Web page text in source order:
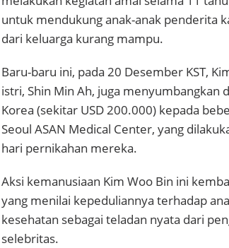
untuk mendukung anak-anak penderita
dari keluarga kurang mampu.
Baru-baru ini, pada 20 Desember KST,
istri, Shin Min Ah, juga menyumbangkan
Korea (sekitar USD 200.000) kepada
Seoul ASAN Medical Center, yang
hari pernikahan mereka.
Aksi kemanusiaan Kim Woo Bin ini
yang menilai kepeduliannya terhadap
kesehatan sebagai teladan nyata dari
selebritas.